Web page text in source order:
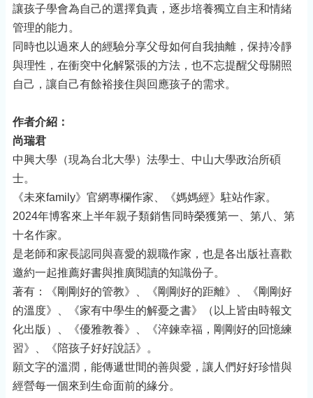
讓孩子學會為自己的選擇負責，逐步培養獨立自主和情緒
管理的能力。
同時也以過來人的經驗分享父母如何自我抽離，保持冷靜
與理性，在衝突中化解緊張的方法，也不忘提醒父母關照
自己，讓自己有餘裕接住與回應孩子的需求。
作者介紹：
尚瑞君
中興大學（現為台北大學）法學士、中山大學政治所碩
士。
《未來family》官網專欄作家、《媽媽經》駐站作家。
2024年博客來上半年親子類銷售同時榮獲第一、第八、第
十名作家。
是老師和家長認同與喜愛的親職作家，也是各出版社喜歡
邀約一起推薦好書與推廣閱讀的知識份子。
著有：《剛剛好的管教》、《剛剛好的距離》、《剛剛好
的溫度》、《家有中學生的解憂之書》（以上皆由時報文
化出版）、《優雅教養》、《淬鍊幸福，剛剛好的回憶練
習》、《陪孩子好好說話》。
願文字的溫潤，能傳遞世間的善與愛，讓人們好好珍惜與
經營每一個來到生命面前的緣分。